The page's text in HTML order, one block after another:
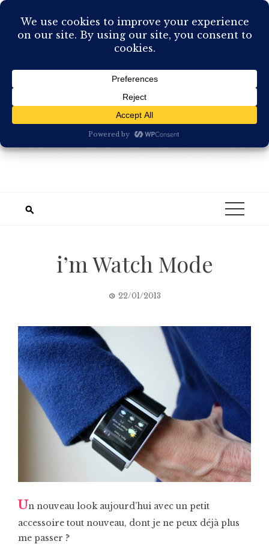
Skip
content
i’m Watch Mode
22/01/2013
Un nouveau look aujourd’hui avec un petit
accessoire tout nouveau, dont je ne peux déjà plus
me passer ?